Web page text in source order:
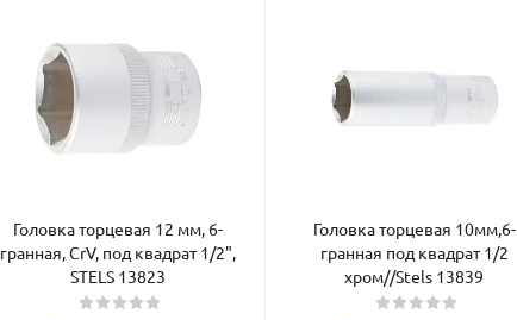
Головка торцевая 12 мм, 6-
гранная, CrV, под квадрат 1/2",
STELS 13823
Головка торцевая 10мм,6-
гранная под квадрат 1/2
хром//Stels 13839